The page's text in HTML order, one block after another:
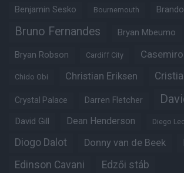
Benjamin Sesko Bournemouth
Bruno Fernandes Bryan Mbeumo
Bryan Robson Cardiff City Casemiro
Chido Obi Christian Eriksen
Crystal Palace Darren Fletcher
David Gill Dean Henderson Diego
Diogo Dalot Donny van de Beek
Edinson Cavani Edzői stáb